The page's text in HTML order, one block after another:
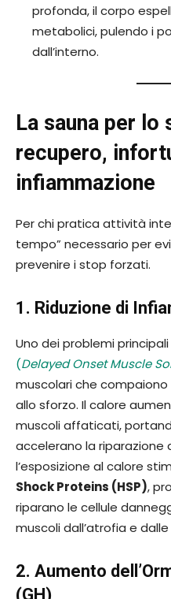
profonda, il corpo
metabolici, pulendo i
dall’interno.
La sauna per lo
recupero,
infiammazione
Per chi pratica attività
tempo” necessario per
prevenire i stop forzati.
1. Riduzione di
Uno dei problemi
(Delayed Onset Muscle
muscolari che
allo sforzo. Il calore
muscoli affaticati,
accelerano la riparazione
l’esposizione al calore
Shock Proteins (HSP),
riparano le cellule
muscoli dall’atrofia e
2. Aumento
(GH)